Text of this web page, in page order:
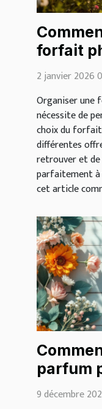
forfait
votre
2 janvier 2026
Organiser une
nécessite de
choix du
différentes
retrouver et de
parfaitement à
cet article
parfum
chaque
9 décembre